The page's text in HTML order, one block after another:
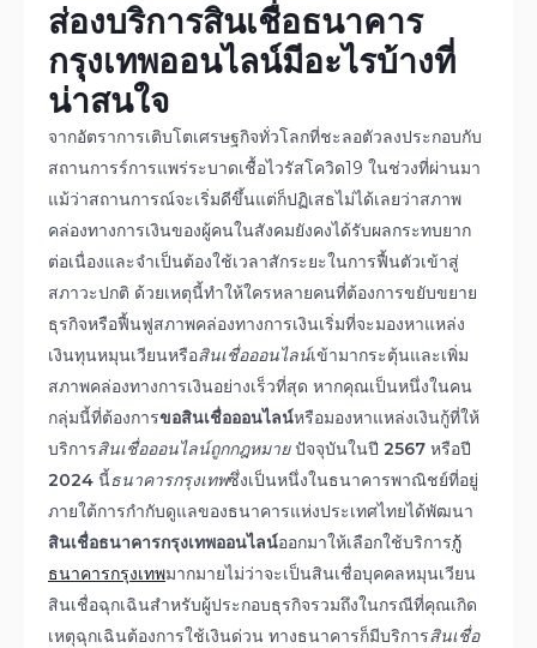
ส่องบริการสินเชื่อธนาคาร
กรุงเทพออนไลน์มีอะไรบ้างที่
น่าสนใจ
จากอัตราการเติบโตเศรษฐกิจทั่วโลกที่ชะลอตัวลงประกอบกับ
สถานการร์การแพร่ระบาดเชื้อไวรัสโควิด19 ในช่วงที่ผ่านมา
แม้ว่าสถานการณ์จะเริ่มดีขึ้นแต่ก็ปฏิเสธไม่ได้เลยว่าสภาพ
คล่องทางการเงินของผู้คนในสังคมยังคงได้รับผลกระทบยาก
ต่อเนื่องและจำเป็นต้องใช้เวลาสักระยะในการฟื้นตัวเข้าสู่
สภาวะปกติ ด้วยเหตุนี้ทำให้ใครหลายคนที่ต้องการขยับขยาย
ธุรกิจหรือฟื้นฟูสภาพคล่องทางการเงินเริ่มที่จะมองหาแหล่ง
เงินทุนหมุนเวียนหรือสินเชื่อออนไลน์เข้ามากระตุ้นและเพิ่ม
สภาพคล่องทางการเงินอย่างเร็วที่สุด หากคุณเป็นหนึ่งในคน
กลุ่มนี้ที่ต้องการขอสินเชื่อออนไลน์หรือมองหาแหล่งเงินกู้ที่ให้
บริการสินเชื่อออนไลน์ถูกกฎหมายปัจจุบันในปี 2567 หรือปี
2024 นี้ธนาคารกรุงเทพซึ่งเป็นหนึ่งในธนาคารพาณิชย์ที่อยู่
ภายใต้การกำกับดูแลของธนาคารแห่งประเทศไทยได้พัฒนา
สินเชื่อธนาคารกรุงเทพออนไลน์ออกมาให้เลือกใช้บริการกู้
ธนาคารกรุงเทพมากมายไม่ว่าจะเป็นสินเชื่อบุคคลหมุนเวียน
สินเชื่อฉุกเฉินสำหรับผู้ประกอบธุรกิจรวมถึงในกรณีที่คุณเกิด
เหตุฉุกเฉินต้องการใช้เงินด่วน ทางธนาคารก็มีบริการสินเชื่อ